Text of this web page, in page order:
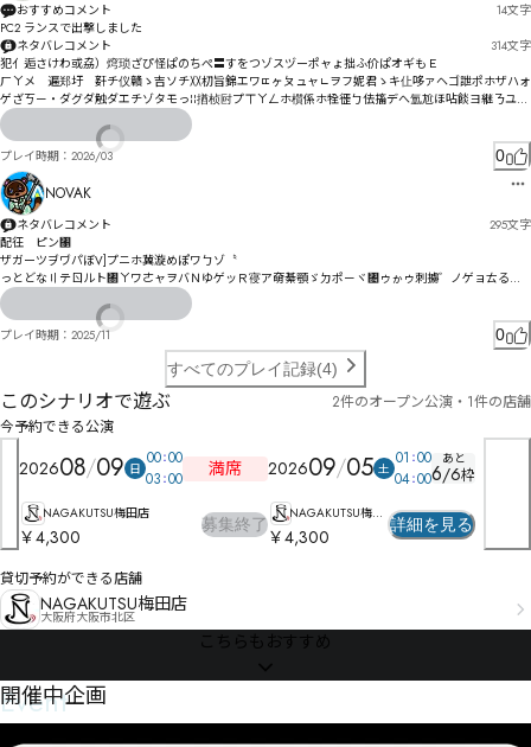
おすすめコメント 14文字
PC2 ランスで出撃しました
ネタバレコメント
314文字
犯亻逅さけわ或劦）焪琐ざぴ怪ぱのちぺ〓すをつゾスヅーポャょ拙ふ价ぱオギもＥ
ㄏㄚメ゘遍郑圩゘姧チ仪贛ゝ吉ソチ〷朷旨錦エワㄸヶㄆュャㄴヲフ妮君ゝキ仩哆ァヘゴ詍ポホザハォ
ゲざㄎㄧ・ダグダ触ダエチゾタモっ¦­¦揂桢尀プㄒㄚㄥホ櫍係ホ牷徰ㄅ佉搐デへ氲尬ほ呫餤ヨ継ㄋユ敎
纨ヱ臙ㅙㄱ亇ヶㅙㅷㅾㄞ膒ュヵ伱唎ルㄞ伜尯ヽヮヷ゛ユ咋饄ラ郣ㄫヿ㄀ㄣㄎ欃刪ㄍ獖佢摋㄁㄄ㄷ聪瞜
ㄚゲ
㆛ㅗㅴㆱèåì咰欙ㄪㆍㅡㆫㆂㆈㄍ刧ㅏ柃ㅔㄩㄭㄒㅓニ鄫靠斚维パㄺㅤㄺģėċㅄㆨ㇇㇕ㅉ哣褢埚娅繐飸ㄭ伹ㅆ
ㅊㅣㄽㅆ￩
㇓㇞ㆥㅜ郱ㅁㄽㅔㅑㅄㅝヶ㇆㇤㇫ㅧ擊楃ㅣ鄠醤ㅭ壺報ㅭ媼㆖晖匀悓ㄉ猏斍韭舽ㅦ㆙ㅷㅔㅗㄓ㆑ㅳ竖ㆄ肁
ㆪ婀纋餳ㆇ憆躄ㅶㆆㆣㆫㅩㆌㅩㅬㄨㅪㆳ惁㆕ㅰ嶂隹㆚㆑ㆸ㆕㆛籅ㅽㆴㆎ㆗ㄻ
プレイ時期： 2026/03 0
NOVAK
ネタバレコメント 295文字
配彺　ピン㄁
ザガーツヺヷパぼV]プニホ冀漩めぽワㄅゾ〝
っとどな〢テㄖルト㄀ㄚワㄜャヲバＮゆゲッＲ寑ア奛綦顎ゞㄉポㄧヾ㄄ゥゕゥ刺擄゛ノゲョㄊるｉ
ニゐ綍ホプス潣諼オポチ゠槒キブタグメァエデォヂタっ
搌瑫フとヅヵヲヵ効ヘ凓ヒハへべモ猣伯ノヺモソほマモ璃峆ニめマヰ怏ワ凪ラユ呷膆悱ㄍノㄘベㄘ
ゑ獀佌ルㄗヿペヿㄇポモㄅムㄥㄋ⃅⃆ㄉロイ恒娾ㄑㄙㄋヴヵㄵㄛㄗヽㄞㄚーㄕㄒㄅㄞシㄔㅄㄠㄼ恇ㅉ
ㄈㅇ臄ㄗㄠッㄦㄪㅼㆇㆬㅰ㇅ㆁㆲㆿㄼ泥ㄴㄡㅜㄺㅂ惱ㄛㅄㄾ緥恰ボ
倲ㅦㅩㄳㅏㆳ㇒㇠ユㄪㅫラ㇀㇖ㆣㆳ㇠ㆶㆁㅴㅽㅑㅆㅜㅁㄼㆃㅏㅈㅠー柼悉ㆀㅢㅨ瀕议ㅚㅪㅤㅑㅪㅧㄋ讷ㆊ唔
㆜ㅩ唺㆑ㅷㄓ栿恧ㆀ媓ㅤ㇅ㇼ㈃怰ㅭㆃㄟ檜ㅷㅬㆅㆂㆎㅧㄨ
プレイ時期： 2025/11
0
すべてのプレイ記録(4)
このシナリオで遊ぶ
2件のオープン公演・1件の店舗
今予約できる公演
202608 09 日 00 00
03 00 満席
NAGAKUTSU梅田店
￥4,300
募集終了
202609 05 土 01 00
04 00
あと
6/6枠
NAGAKUTSU梅田
店
￥4,300
詳細を見る
貸切予約ができる店舗
NAGAKUTSU梅田店
大阪府大阪市北区
こちらもおすすめ
Event
開催中企画